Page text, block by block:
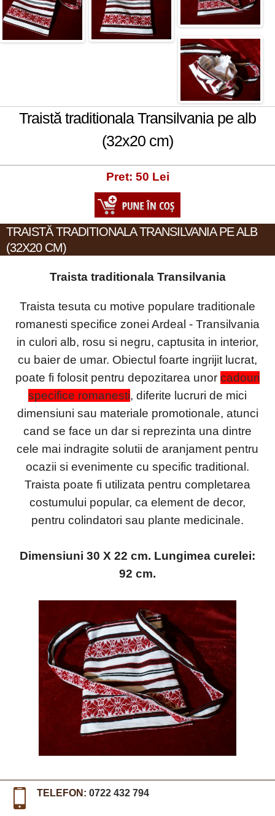
Traistă traditionala Transilvania pe alb
(32x20 cm)
Pret: 50 Lei
TRAISTĂ TRADITIONALA TRANSILVANIA PE ALB
(32X20 CM)
Traista traditionala Transilvania
Traista tesuta cu motive populare traditionale
romanesti specifice zonei Ardeal - Transilvania
in culori alb, rosu si negru, captusita in interior,
cu baier de umar. Obiectul foarte ingrijit lucrat,
poate fi folosit pentru depozitarea unor cadouri
specifice romanesti, diferite lucruri de mici
dimensiuni sau materiale promotionale, atunci
cand se face un dar si reprezinta una dintre
cele mai indragite solutii de aranjament pentru
ocazii si evenimente cu specific traditional.
Traista poate fi utilizata pentru completarea
costumului popular, ca element de decor,
pentru colindatori sau plante medicinale.
Dimensiuni 30 X 22 cm. Lungimea curelei:
92 cm.
TELEFON: 0722 432 794